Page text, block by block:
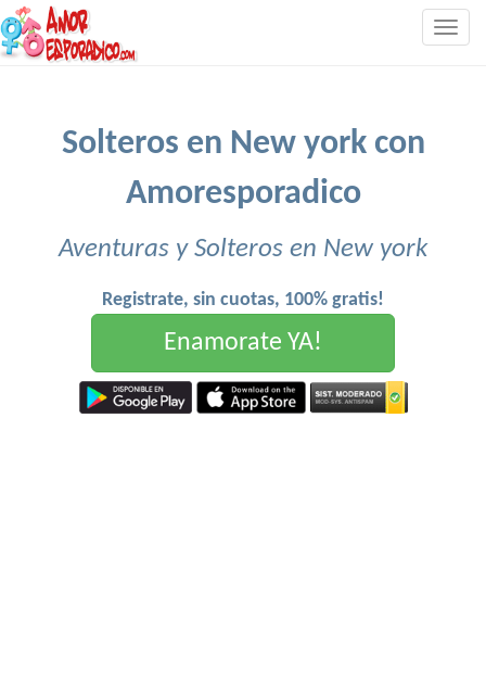
Solteros en New york con
Amoresporadico
Aventuras y Solteros en New york
Registrate, sin cuotas, 100% gratis!
Enamorate YA!